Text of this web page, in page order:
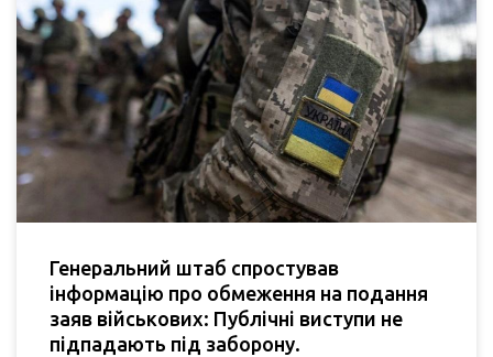
Генеральний штаб спростував
інформацію про обмеження на подання
заяв військових: Публічні виступи не
підпадають під заборону.